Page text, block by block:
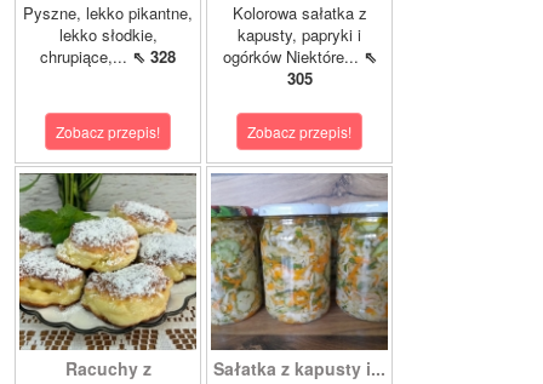
Pyszne, lekko pikantne,
lekko słodkie,
chrupiące,... ⇖ 328
Zobacz przepis!
Kolorowa sałatka z
kapusty, papryki i
ogórków Niektóre... ⇖
305
Zobacz przepis!
Racuchy z
Sałatka z kapusty i...